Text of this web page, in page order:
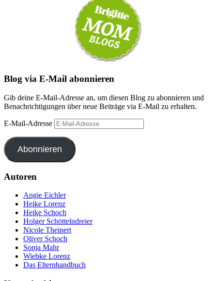
Blog via E-Mail abonnieren
Gib deine E-Mail-Adresse an, um diesen Blog zu abonnieren und
Benachrichtigungen über neue Beiträge via E-Mail zu erhalten.
E-Mail-Adresse
Abonnieren
Autoren
Angie Eichler
Heike Lorenz
Heike Schoch
Holger Schöttelndreier
Nicole Theinert
Oliver Schoch
Sonja Mahr
Wiebke Lorenz
Das Elternhandbuch